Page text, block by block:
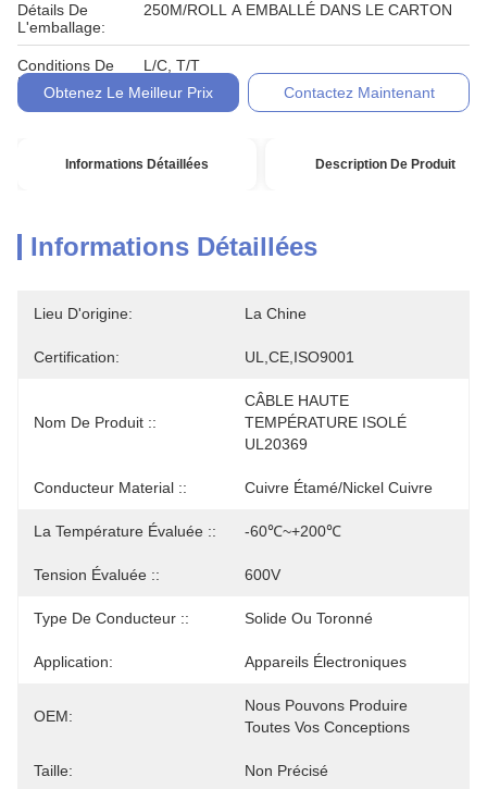
Détails De
L'emballage:
250M/ROLL A EMBALLÉ DANS LE CARTON
Conditions De
Paiement:
L/C, T/T
Obtenez Le Meilleur Prix
Contactez Maintenant
Informations Détaillées Description De Produit
Informations Détaillées
Lieu D'origine: La Chine
Certification: UL,CE,ISO9001
Nom De Produit ::
CÂBLE HAUTE
TEMPÉRATURE ISOLÉ
UL20369
Conducteur Material :: Cuivre Étamé/nickel Cuivre
La Température Évaluée :: -60℃~+200℃
Tension Évaluée :: 600V
Type De Conducteur :: Solide Ou Toronné
Application: Appareils Électroniques
OEM:
Nous Pouvons Produire
Toutes Vos Conceptions
Taille: Non Précisé